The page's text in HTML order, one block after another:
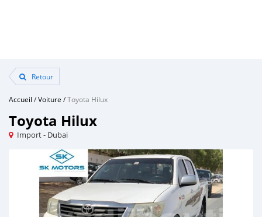
Retour
Accueil /Voiture /Toyota Hilux
Toyota Hilux
Import - Dubai